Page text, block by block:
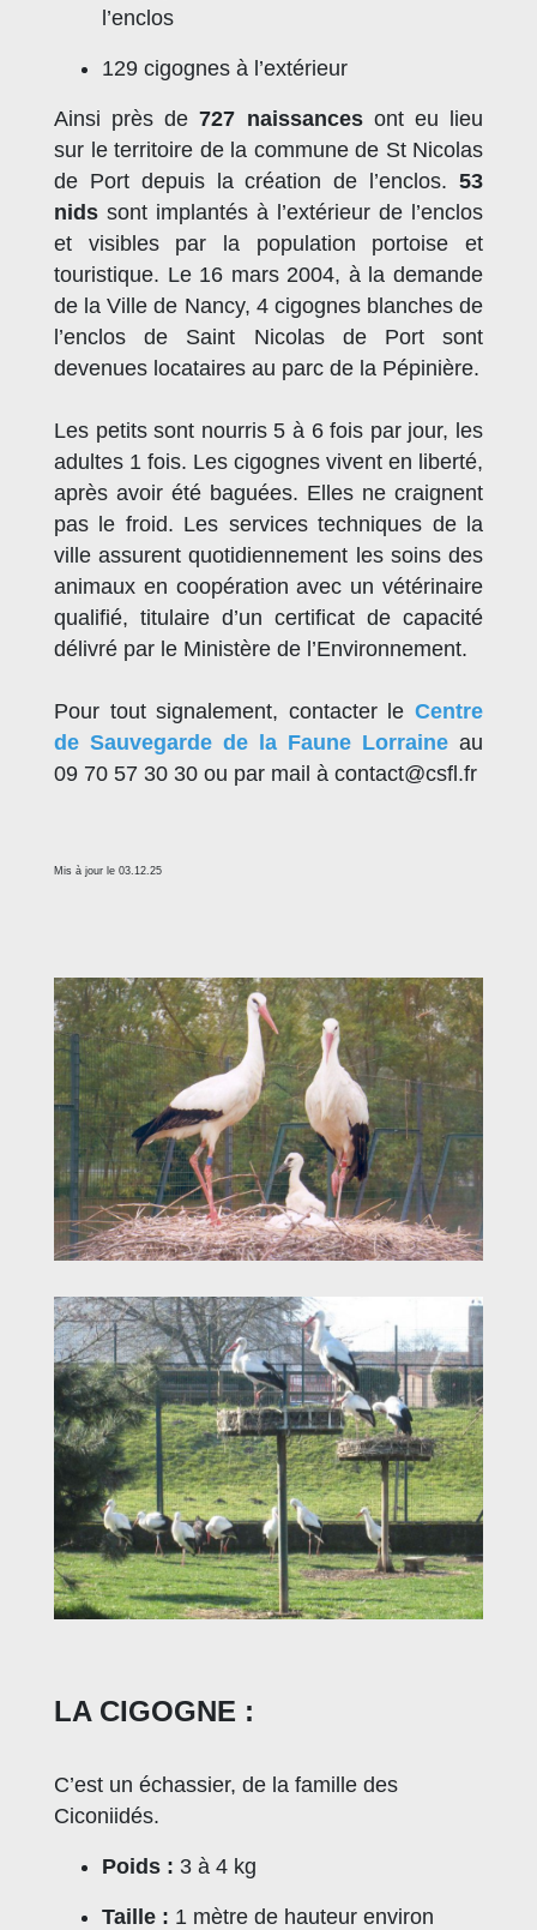
l’enclos
129 cigognes à l’extérieur
Ainsi près de727 naissancesont eu lieu
sur le territoire de la commune de St Nicolas
de Port depuis la création de l’enclos. 53
nids sont implantés à l’extérieur de l’enclos
et visibles par la population portoise et
touristique. Le 16 mars 2004, à la demande
de la Ville de Nancy, 4 cigognes blanches de
l’enclos de Saint Nicolas de Port sont
devenues locataires au parc de la Pépinière.
Les petits sont nourris 5 à 6 fois par jour, les
adultes 1 fois. Les cigognes vivent en liberté,
après avoir été baguées. Elles ne craignent
pas le froid. Les services techniques de la
ville assurent quotidiennement les soins des
animaux en coopération avec un vétérinaire
qualifié, titulaire d’un certificat de capacité
délivré par le Ministère de l’Environnement.
Pour tout signalement, contacter le Centre
de Sauvegarde de la Faune Lorraine au
09 70 57 30 30 ou par mail à contact@csfl.fr
Mis à jour le 03.12.25
LA CIGOGNE :
C’est un échassier, de la famille des
Ciconiidés.
Poids : 3 à 4 kg
Taille : 1 mètre de hauteur environ